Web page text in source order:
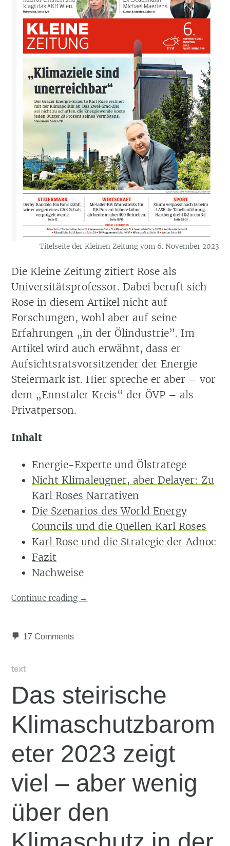
Titelseite der Kleinen Zeitung vom 6. November 2023
Die Kleine Zeitung zitiert Rose als
Universitätsprofessor. Dabei beruft sich
Rose in diesem Artikel nicht auf
Forschungen, wohl aber auf seine
Erfahrungen „in der Ölindustrie”. Im
Artikel wird auch erwähnt, dass er
Aufsichtsratsvorsitzender der Energie
Steiermark ist. Hier spreche er aber – vor
dem „Ennstaler Kreis“ der ÖVP – als
Privatperson.
Inhalt
Energie-Experte und Ölstratege
Nicht Klimaleugner, aber Delayer: Zu
Karl Roses Narrativen
Die Szenarios des World Energy
Councils und die Quellen Karl Roses
Karl Rose und die Strategie der Adnoc
Fazit
Nachweise
Continue reading →
17 Comments
text
Das steirische
Klimaschutzbarom
eter 2023 zeigt
viel – aber wenig
über den